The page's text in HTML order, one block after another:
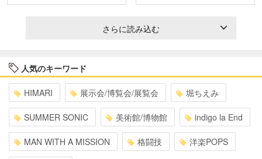
さらに読み込む
人気のキーワード
HIMARI 展示会/博覧会/展覧会 堀ちえみ
SUMMER SONIC 美術館/博物館 indigo la End
MAN WITH A MISSION 格闘技 洋楽POPS